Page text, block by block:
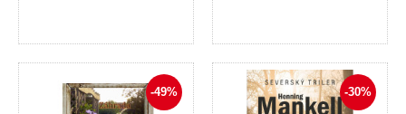
-49% -30%